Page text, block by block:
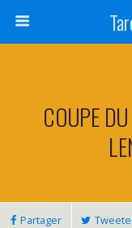
COUPE
Partager